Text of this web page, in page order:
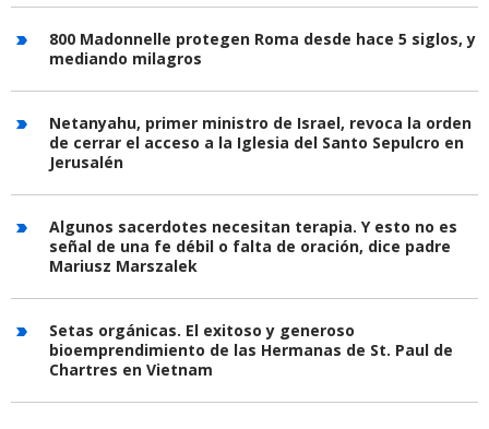
800 Madonnelle protegen Roma desde hace 5 siglos, y
mediando milagros
Netanyahu, primer ministro de Israel, revoca la orden
de cerrar el acceso a la Iglesia del Santo Sepulcro en
Jerusalén
Algunos sacerdotes necesitan terapia. Y esto no es
señal de una fe débil o falta de oración, dice padre
Mariusz Marszalek
Setas orgánicas. El exitoso y generoso
bioemprendimiento de las Hermanas de St. Paul de
Chartres en Vietnam